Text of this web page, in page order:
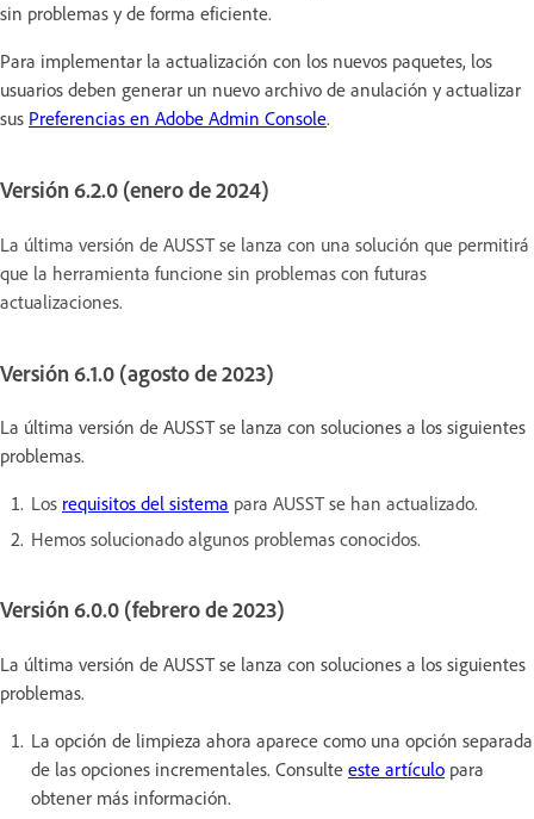
sin problemas y de forma eficiente.
Para implementar la actualización con los nuevos paquetes, los
usuarios deben generar un nuevo archivo de anulación y actualizar
sus Preferencias en Adobe Admin Console.
Versión 6.2.0 (enero de 2024)
La última versión de AUSST se lanza con una solución que permitirá
que la herramienta funcione sin problemas con futuras
actualizaciones.
Versión 6.1.0 (agosto de 2023)
La última versión de AUSST se lanza con soluciones a los siguientes
problemas.
Los requisitos del sistema para AUSST se han actualizado.
Hemos solucionado algunos problemas conocidos.
Versión 6.0.0 (febrero de 2023)
La última versión de AUSST se lanza con soluciones a los siguientes
problemas.
La opción de limpieza ahora aparece como una opción separada
de las opciones incrementales. Consulte este artículo para
obtener más información.